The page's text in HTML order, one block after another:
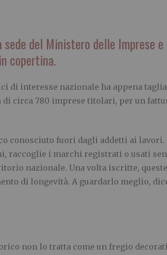
del Ministero delle Imprese
copertina.
di interesse nazionale ha appena
di circa 780 imprese titolari, per un
conosciuto fuori dagli addetti ai
raccoglie i marchi registrati o usati
nazionale. Una volta iscritte,
di longevità. A guardarlo meglio,
non lo tratta come un fregio